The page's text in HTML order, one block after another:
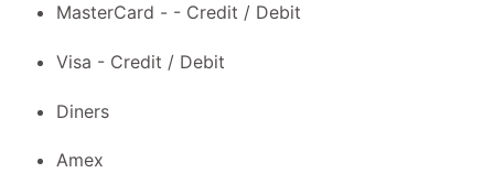
MasterCard - - Credit / Debit
Visa - Credit / Debit
Diners
Amex